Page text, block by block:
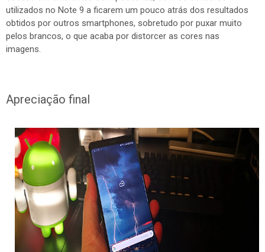
utilizados no Note 9 a ficarem um pouco atrás dos resultados
obtidos por outros smartphones, sobretudo por puxar muito
pelos brancos, o que acaba por distorcer as cores nas
imagens.
Apreciação final